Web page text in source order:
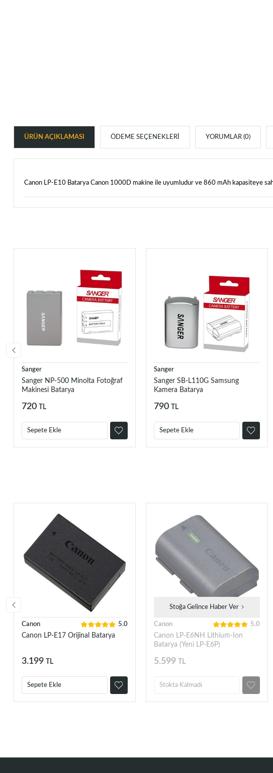
ÜRÜN AÇIKLAMASI ÖDEME SEÇENEKLERI YORUMLAR (0)
Canon LP-E10 Batarya Canon 1000D makine ile uyumludur ve 860 mAh kapasiteye
Sanger
Sanger NP-500 Minolta Fotoğraf
Makinesi Batarya
720 TL
Sepete Ekle
Sanger
Sanger SB-L110G Samsung
Kamera Batarya
790 TL
Sepete Ekle
Canon 5.0
Canon LP-E17 Orijinal Batarya
3.199 TL
Sepete Ekle
Stoğa Gelince Haber Ver
Canon 5.0
Canon LP-E6NH Lithium-Ion
Batarya (Yeni LP-E6P)
5.599 TL
Stokta Kalmadı